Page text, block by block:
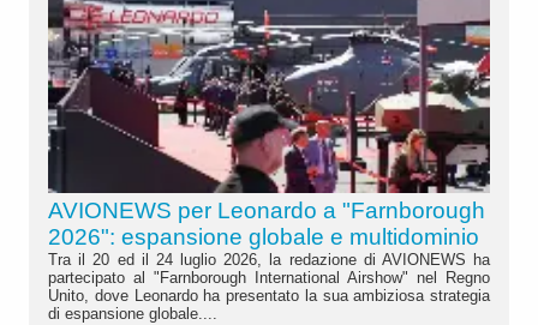
AVIONEWS per Leonardo a "Farnborough
2026": espansione globale e multidominio
Tra il 20 ed il 24 luglio 2026, la redazione di AVIONEWS ha
partecipato al "Farnborough International Airshow" nel Regno
Unito, dove Leonardo ha presentato la sua ambiziosa strategia
di espansione globale....